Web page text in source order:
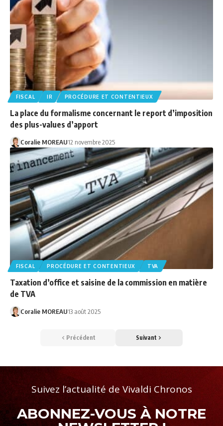
FISCAL IR PROCÉDURE ET CONTENTIEUX
La place du formalisme concernant le report d’imposition
des plus-values d’apport
Coralie MOREAU12 novembre 2025
FISCAL PROCÉDURE ET CONTENTIEUX TVA
Taxation d’office et saisine de la commission en matière
de TVA
Coralie MOREAU13 août 2025
Précédent Suivant
Suivez l’actualité de Vivaldi Chronos
ABONNEZ-VOUS À NOTRE